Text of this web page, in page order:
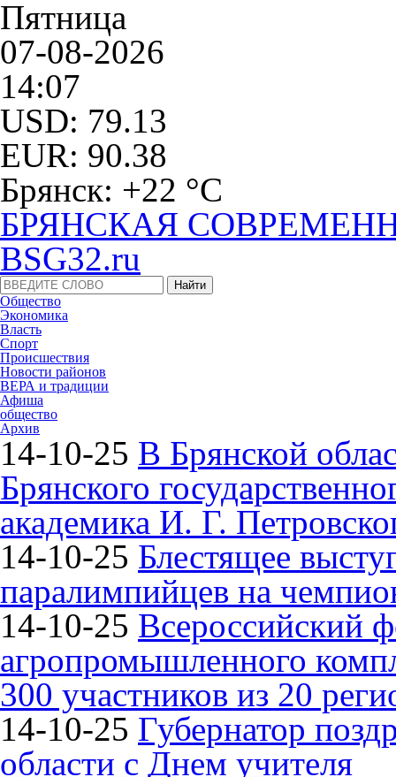
Пятница
07-08-2026
14:07
USD: 79.13
EUR: 90.38
Брянск: +22 °С
БРЯНСКАЯ
BSG32.ru
Общество
Экономика
Власть
Спорт
Происшествия
Новости районов
ВЕРА и традиции
Афиша
общество
Архив
14-10-25 В Брянской
Брянского
академика И. Г.
14-10-25 Блестящее
паралимпийцев на
14-10-25 Всероссийский
агропромышленного
300 участников из 20
14-10-25 Губернатор
области с Днем учителя